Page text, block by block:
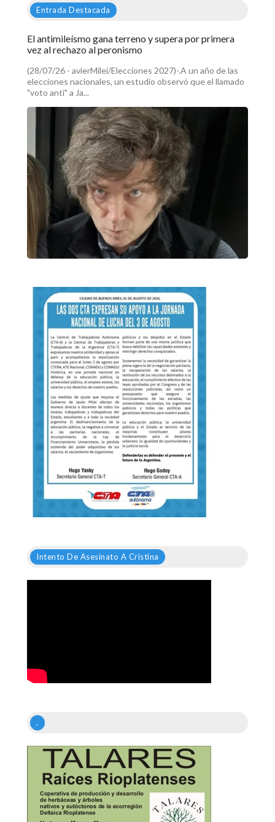
Entrada Destacada
El antimileísmo gana terreno y supera por primera
vez al rechazo al peronismo
(28/07/26 - avierMilei/Elecciones 2027)-.A un año de las
elecciones nacionales, un estudio observó que el llamado
"voto anti" a Ja...
Intento De Asesinato A Cristina
.